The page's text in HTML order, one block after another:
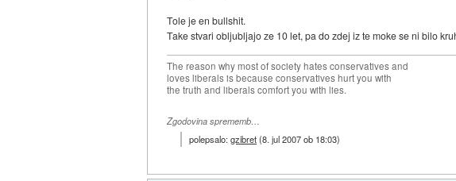
Tole je en bullshit.
Take stvari obljubljajo ze 10 let, pa do zdej iz te moke se ni bilo
The reason why most of society hates conservatives and
loves liberals is because conservatives hurt you with
the truth and liberals comfort you with lies.
Zgodovina sprememb…
polepsalo:gzibret(8. jul 2007 ob 18:03)